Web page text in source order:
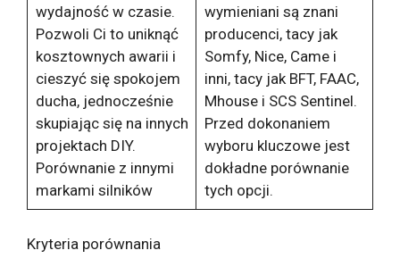
wydajność w czasie.
Pozwoli Ci to uniknąć
kosztownych awarii i
cieszyć się spokojem
ducha, jednocześnie
skupiając się na innych
projektach DIY.
Porównanie z innymi
markami silników
wymieniani są znani
producenci, tacy jak
Somfy, Nice, Came i
inni, tacy jak BFT, FAAC,
Mhouse i SCS Sentinel.
Przed dokonaniem
wyboru kluczowe jest
dokładne porównanie
tych opcji.
Kryteria porównania